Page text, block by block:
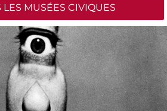
LES MUSÉES CIVIQUES